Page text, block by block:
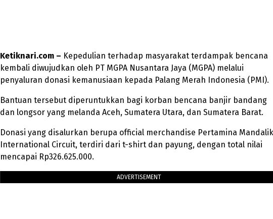
Ketiknari.com – Kepedulian terhadap masyarakat terdampak bencana
kembali diwujudkan oleh PT MGPA Nusantara Jaya (MGPA) melalui
penyaluran donasi kemanusiaan kepada Palang Merah Indonesia (PMI).
Bantuan tersebut diperuntukkan bagi korban bencana banjir bandang
dan longsor yang melanda Aceh, Sumatera Utara, dan Sumatera Barat.
Donasi yang disalurkan berupa official merchandise Pertamina
International Circuit, terdiri dari t-shirt dan payung, dengan total nilai
mencapai Rp326.625.000.
ADVERTISEMENT